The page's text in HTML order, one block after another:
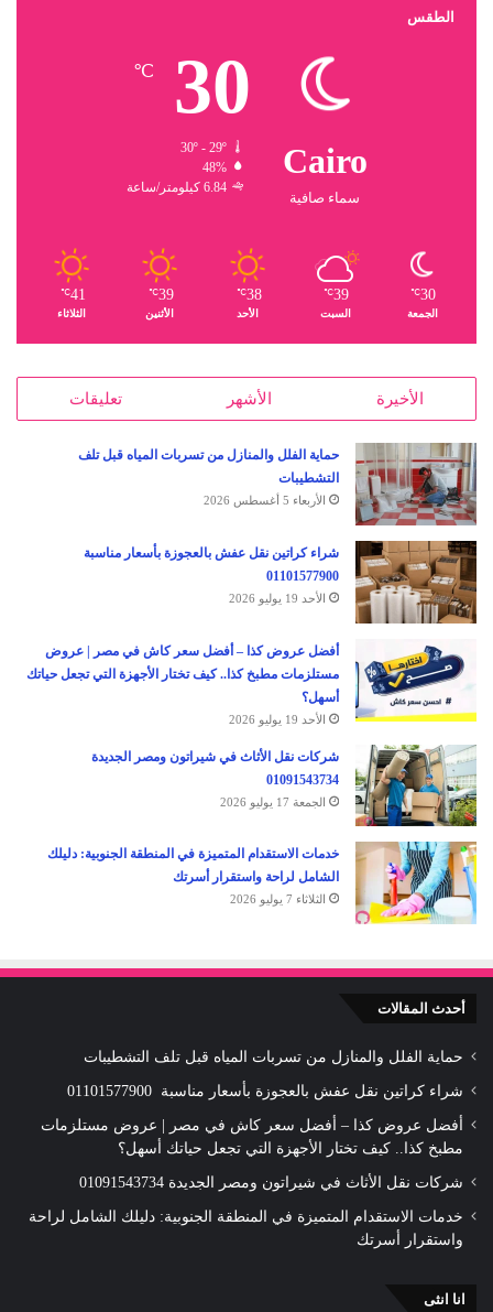
الطقس
Cairo
سماء صافية
30
℃
30º - 29º
48%
6.84 كيلومتر/ساعة
30
℃
الجمعة
39
℃
السبت
38
℃
الأحد
39
℃
الأثنين
41
℃
الثلاثاء
الأخيرة الأشهر تعليقات
حماية الفلل والمنازل من تسربات المياه قبل تلف
التشطيبات
الأربعاء 5 أغسطس 2026
شراء كراتين نقل عفش بالعجوزة بأسعار مناسبة
01101577900
الأحد 19 يوليو 2026
أفضل عروض كذا – أفضل سعر كاش في مصر | عروض
مستلزمات مطبخ كذا.. كيف تختار الأجهزة التي تجعل حياتك
أسهل؟
الأحد 19 يوليو 2026
شركات نقل الأثاث في شيراتون ومصر الجديدة
01091543734
الجمعة 17 يوليو 2026
خدمات الاستقدام المتميزة في المنطقة الجنوبية: دليلك
الشامل لراحة واستقرار أسرتك
الثلاثاء 7 يوليو 2026
أحدث المقالات
حماية الفلل والمنازل من تسربات المياه قبل تلف التشطيبات
شراء كراتين نقل عفش بالعجوزة بأسعار مناسبة 01101577900
أفضل عروض كذا – أفضل سعر كاش في مصر | عروض مستلزمات
مطبخ كذا.. كيف تختار الأجهزة التي تجعل حياتك أسهل؟
شركات نقل الأثاث في شيراتون ومصر الجديدة 01091543734
خدمات الاستقدام المتميزة في المنطقة الجنوبية: دليلك الشامل لراحة
واستقرار أسرتك
انا انثى